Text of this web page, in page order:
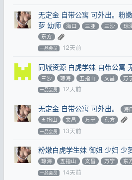
无定金 自带公寓 可外出。粉
萝 幼师
海口 三亚 三沙 琼
东方
一品会员 12天前
同城资源 白虎学妹 自带公寓
三沙
琼海 五指山 文昌 万
一品会员 12天前
无定金 自带公寓 可外出。 海
五指山
文昌 万宁 东方
一品会员 13天前
粉嫩白虎学生妹 御姐 少妇 少
琼海
五指山 文昌 万宁 东
一品会员 14天前